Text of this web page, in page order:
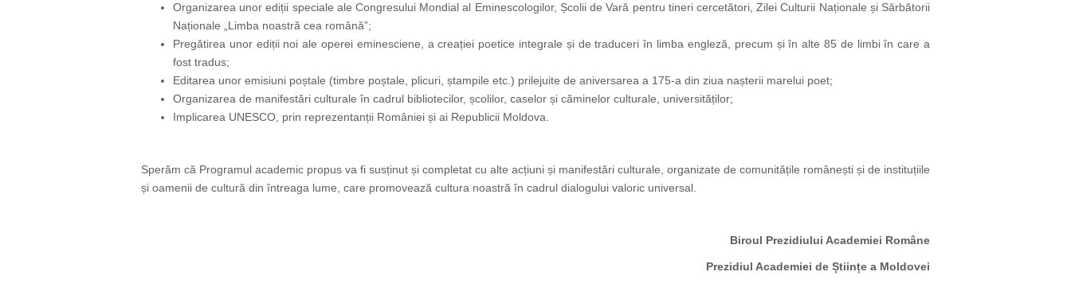
Organizarea unor ediții speciale ale Congresului Mondial al Eminescologilor, Școlii de Vară pentru tineri cercetători, Zilei Culturii Naționale și Sărbătorii
Naționale „Limba noastră cea română”;
Pregătirea unor ediții noi ale operei eminesciene, a creației poetice integrale și de traduceri în limba engleză, precum și în alte 85 de limbi în care a
fost tradus;
Editarea unor emisiuni poștale (timbre poștale, plicuri, ștampile etc.) prilejuite de aniversarea a 175-a din ziua nașterii marelui poet;
Organizarea de manifestări culturale în cadrul bibliotecilor, școlilor, caselor și căminelor culturale, universităților;
Implicarea UNESCO, prin reprezentanții României și ai Republicii Moldova.
Sperăm că Programul academic propus va fi susținut și completat cu alte acțiuni și manifestări culturale, organizate de comunitățile românești și de instituțiile
și oamenii de cultură din întreaga lume, care promovează cultura noastră în cadrul dialogului valoric universal.
Biroul Prezidiului Academiei Române
Prezidiul Academiei de Științe a Moldovei